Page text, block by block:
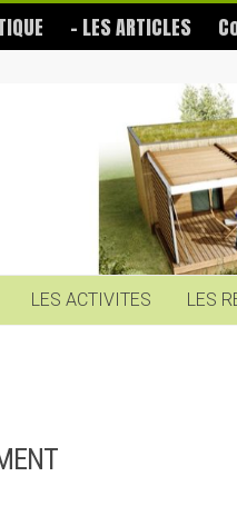
– LES ARTICLES
LES ACTIVITES LES